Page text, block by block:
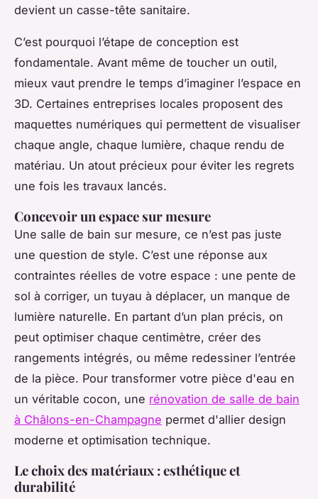
devient un casse-tête sanitaire.
C’est pourquoi l’étape de conception est
fondamentale. Avant même de toucher un outil,
mieux vaut prendre le temps d’imaginer l’espace en
3D. Certaines entreprises locales proposent des
maquettes numériques qui permettent de visualiser
chaque angle, chaque lumière, chaque rendu de
matériau. Un atout précieux pour éviter les regrets
une fois les travaux lancés.
Concevoir un espace sur mesure
Une salle de bain sur mesure, ce n’est pas juste
une question de style. C’est une réponse aux
contraintes réelles de votre espace : une pente de
sol à corriger, un tuyau à déplacer, un manque de
lumière naturelle. En partant d’un plan précis, on
peut optimiser chaque centimètre, créer des
rangements intégrés, ou même redessiner l’entrée
de la pièce. Pour transformer votre pièce d'eau en
un véritable cocon, une rénovation de salle de bain
à Châlons-en-Champagne permet d'allier design
moderne et optimisation technique.
Le choix des matériaux : esthétique et
durabilité